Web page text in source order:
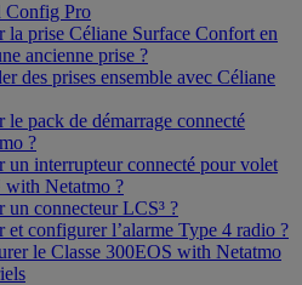
Config Pro
la prise Céliane Surface Confort en
ancienne prise ?
des prises ensemble avec Céliane
le pack de démarrage connecté
?
un interrupteur connecté pour volet
Netatmo ?
un connecteur LCS³ ?
et configurer l’alarme Type 4 radio ?
le Classe 300EOS with Netatmo